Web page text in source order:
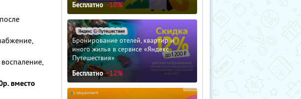
вместо
Бесплатно -10%
Бронирование отелей, квартир и
иного жилья в сервисе «Яндекс
Путешествия»
Бесплатно -12%